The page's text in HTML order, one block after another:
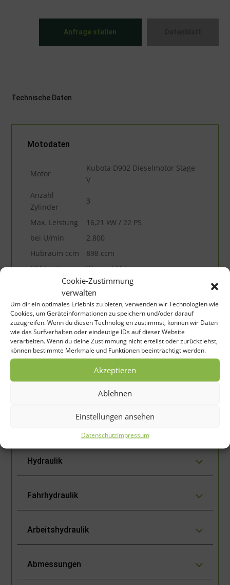
Cookie-Zustimmung
verwalten
Um dir ein optimales Erlebnis zu bieten, verwenden wir Technologien wie
Cookies, um Geräteinformationen zu speichern und/oder darauf
zuzugreifen. Wenn du diesen Technologien zustimmst, können wir Daten
wie das Surfverhalten oder eindeutige IDs auf dieser Website
verarbeiten. Wenn du deine Zustimmung nicht erteilst oder zurückziehst,
können bestimmte Merkmale und Funktionen beeinträchtigt werden.
Akzeptieren
Ablehnen
Einstellungen ansehen
DatenschutzImpressum
Anfrage stellen
Technische Daten
Motodaten
Motor
Kubota D902 Dieselmotor Stage
V
Anzahl
Zylinder
3
Max. Leistung
16,21 kW / 22 PS
bei U/min
2.800
Hubraum ccm
898 ccm
Kühlsystem
Wasserkühler
Donaldson Europe/ Belgien
Elektrische Anlagen
Bereifung
Hydraulik
Fahrhydraulik
Arbeitshydraulik
Abmessungen